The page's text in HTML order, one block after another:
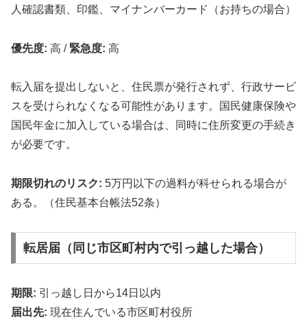
人確認書類、印鑑、マイナンバーカード（お持ちの場合）
優先度: 高 / 緊急度: 高
転入届を提出しないと、住民票が発行されず、行政サービ
スを受けられなくなる可能性があります。国民健康保険や
国民年金に加入している場合は、同時に住所変更の手続き
が必要です。
期限切れのリスク: 5万円以下の過料が科せられる場合が
ある。（住民基本台帳法52条）
転居届（同じ市区町村内で引っ越した場合）
期限: 引っ越し日から14日以内
届出先: 現在住んでいる市区町村役所